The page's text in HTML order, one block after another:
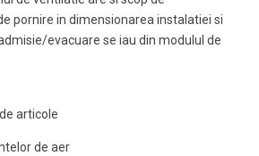
pornire in dimensionarea instalatiei si
evacuare se iau din modulul de
articole
de aer